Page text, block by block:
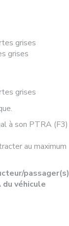
grises
grises
grises
à son PTRA (F3)
au maximum
passager(s)
véhicule